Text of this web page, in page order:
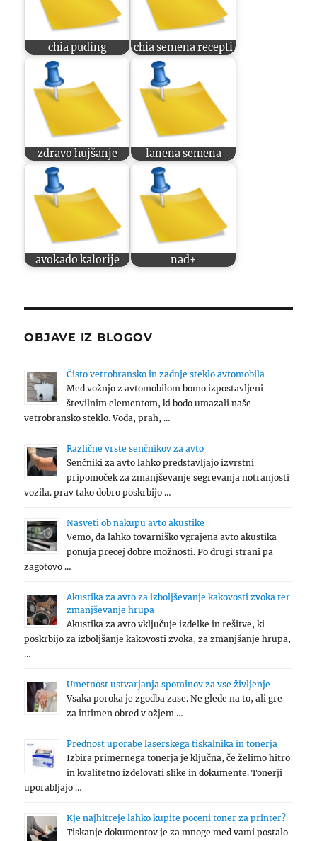
chia puding chia semena recepti
zdravo hujšanje lanena semena
avokado kalorije nad+
OBJAVE IZ BLOGOV
Čisto vetrobransko in zadnje steklo avtomobila
Med vožnjo z avtomobilom bomo izpostavljeni
številnim elementom, ki bodo umazali naše
vetrobransko steklo. Voda, prah, …
Različne vrste senčnikov za avto
Senčniki za avto lahko predstavljajo izvrstni
pripomoček za zmanjševanje segrevanja notranjosti
vozila. prav tako dobro poskrbijo …
Nasveti ob nakupu avto akustike
Vemo, da lahko tovarniško vgrajena avto akustika
ponuja precej dobre možnosti. Po drugi strani pa
zagotovo …
Akustika za avto za izboljševanje kakovosti zvoka ter
zmanjševanje hrupa
Akustika za avto vključuje izdelke in rešitve, ki
poskrbijo za izboljšanje kakovosti zvoka, za zmanjšanje hrupa,
…
Umetnost ustvarjanja spominov za vse življenje
Vsaka poroka je zgodba zase. Ne glede na to, ali gre
za intimen obred v ožjem …
Prednost uporabe laserskega tiskalnika in tonerja
Izbira primernega tonerja je ključna, če želimo hitro
in kvalitetno izdelovati slike in dokumente. Tonerji
uporabljajo …
Kje najhitreje lahko kupite poceni toner za printer?
Tiskanje dokumentov je za mnoge med vami postalo